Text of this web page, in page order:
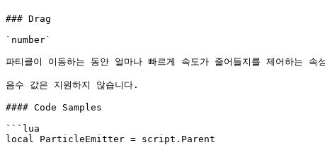
### Drag
`number`
파티클이 이동하는 동안 얼마나 빠르게 속도가 줄어들지를 제어하는
음수 값은 지원하지 않습니다.
#### Code Samples
```lua
local ParticleEmitter = script.Parent